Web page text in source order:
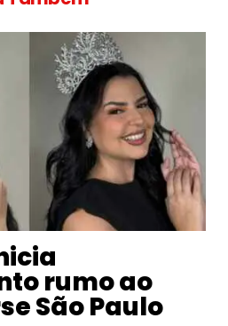
rumo ao
São Paulo